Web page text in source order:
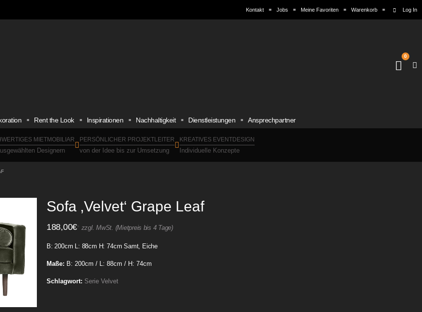
Kontakt Jobs Meine Favoriten Warenkorb Log In
0
Rent the Look Inspirationen Nachhaltigkeit Dienstleistungen Ansprechpartner
MIETMOBILIAR
Designern
PERSÖNLICHER PROJEKTLEITER
von der Idee bis zur Umsetzung
KREATIVES EVENTDESIGN
Individuelle Konzepte
Sofa ‚Velvet‘ Grape Leaf
188,00€* zzgl. MwSt. (Mietpreis bis 4 Tage)
B: 200cm L: 88cm H: 74cm Samt, Eiche
Maße: B: 200cm / L: 88cm / H: 74cm
Schlagwort: Serie Velvet